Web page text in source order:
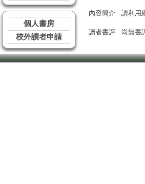
個人書房
校外讀者申請
內容簡介 請利用
讀者書評 尚無書